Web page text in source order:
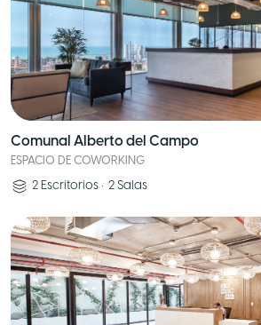
Comunal Alberto del Campo
ESPACIO DE COWORKING
2 Escritorios • 2 Salas